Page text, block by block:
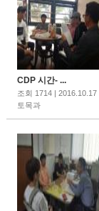
CDP 시간- ...
조회 1714 | 2016.10.17
토목과